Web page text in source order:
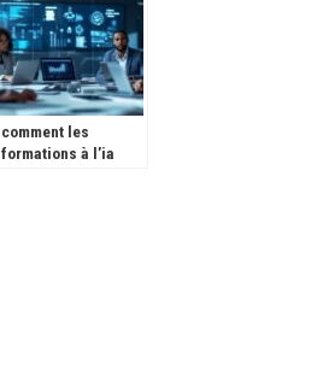
à la conclusion
comment les
formations à l’ia